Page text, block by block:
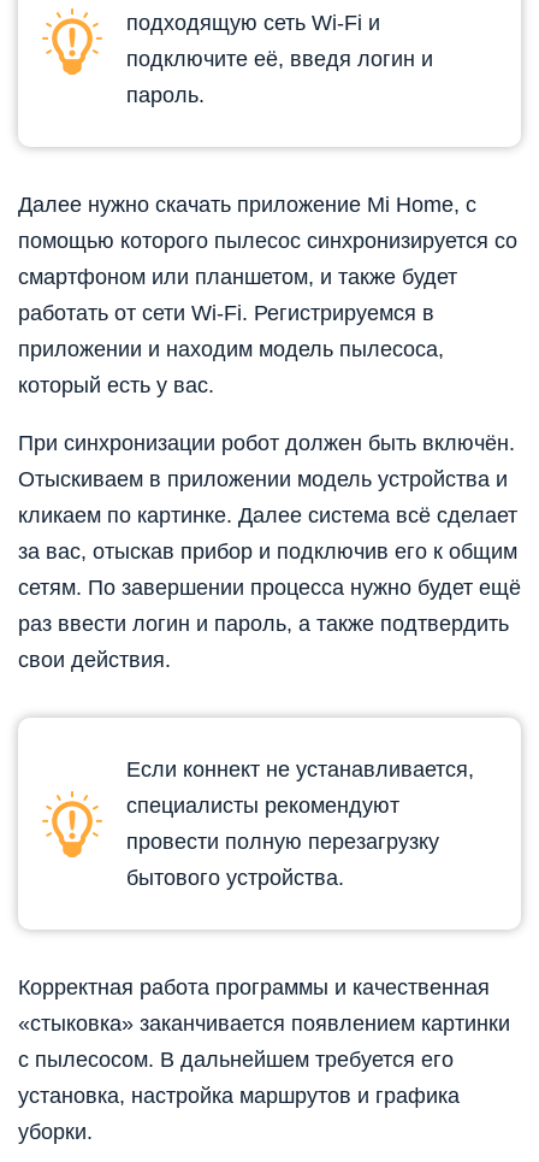
подходящую сеть Wi-Fi и
подключите её, введя логин и
пароль.
Далее нужно скачать приложение Mi Home, с
помощью которого пылесос синхронизируется со
смартфоном или планшетом, и также будет
работать от сети Wi-Fi. Регистрируемся в
приложении и находим модель пылесоса,
который есть у вас.
При синхронизации робот должен быть включён.
Отыскиваем в приложении модель устройства и
кликаем по картинке. Далее система всё сделает
за вас, отыскав прибор и подключив его к общим
сетям. По завершении процесса нужно будет ещё
раз ввести логин и пароль, а также подтвердить
свои действия.
Если коннект не устанавливается,
специалисты рекомендуют
провести полную перезагрузку
бытового устройства.
Корректная работа программы и качественная
«стыковка» заканчивается появлением картинки
с пылесосом. В дальнейшем требуется его
установка, настройка маршрутов и графика
уборки.